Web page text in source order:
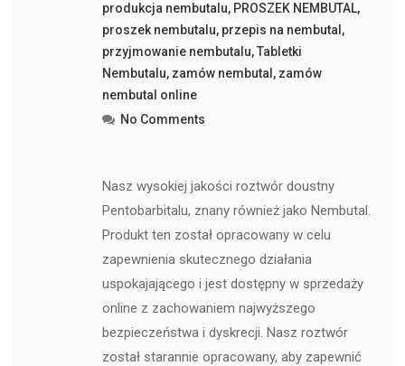
produkcja nembutalu, PROSZEK NEMBUTAL,
proszek nembutalu, przepis na nembutal ,
przyjmowanie nembutalu,Tabletki
Nembutalu, zamów nembutal , zamów
nembutal online
No Comments
Nasz wysokiej jakości roztwór doustny
Pentobarbitalu, znany również jako Nembutal.
Produkt ten został opracowany w celu
zapewnienia skutecznego działania
uspokajającego i jest dostępny w sprzedaży
online z zachowaniem najwyższego
bezpieczeństwa i dyskrecji. Nasz roztwór
został starannie opracowany, aby zapewnić